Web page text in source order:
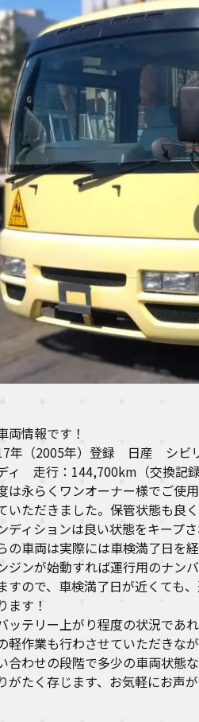
両情報です！
年（2005年）登録 日産 シ
ィ 走行：144,700km（交換記
は永らくワンオーナー様でご使
いただきました。保管状態も良
ディションは良い状態をキープ
の車両は実際には車検満了日を
ジンが始動すれば運行用のナン
すので、車検満了日が近くても
ます！
ッテリー上がり程度の状況であ
軽作業も行わさせていただきな
合わせの段階で多少の車両状態
がたく存じます、お気軽にお声が